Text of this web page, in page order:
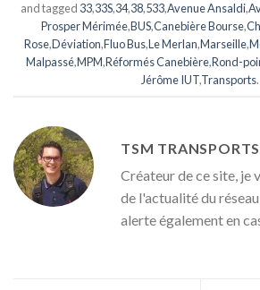
and tagged 33,33S,34,38,533,Avenue Ansaldi,
Prosper Mérimée,BUS,Canebière Bourse,
Rose,Déviation,Fluo Bus,Le Merlan,Marseille,
Malpassé,MPM,Réformés Canebière,Rond-
Jérôme IUT,Transports.
TSM TRANSPORTS
Créateur de ce site, je
de l'actualité du
alerte également en